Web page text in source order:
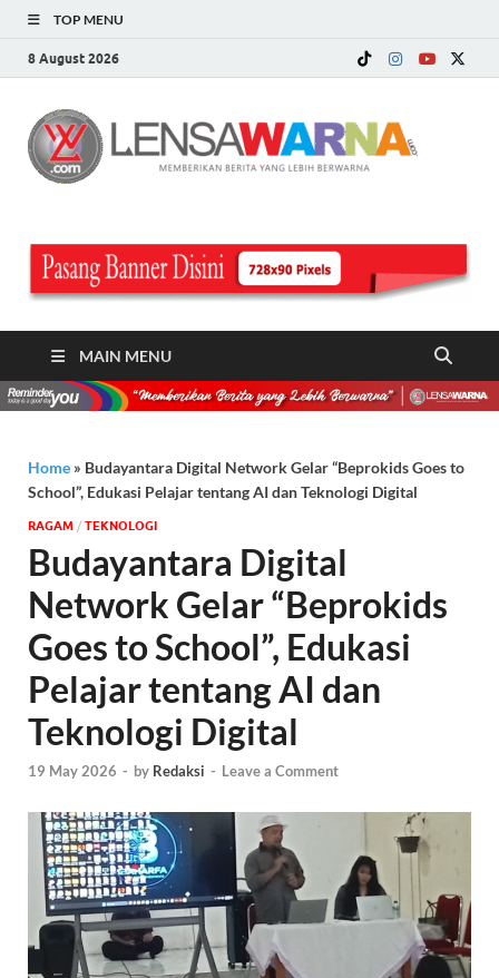
TOP MENU
8 August 2026
MAIN MENU
Home » Budayantara Digital Network Gelar “Beprokids Goes to
School”, Edukasi Pelajar tentang AI dan Teknologi Digital
‎RAGAM / TEKNOLOGI
Budayantara Digital
Network Gelar “Beprokids
Goes to School”, Edukasi
Pelajar tentang AI dan
Teknologi Digital
19 May 2026 - by Redaksi - Leave a Comment